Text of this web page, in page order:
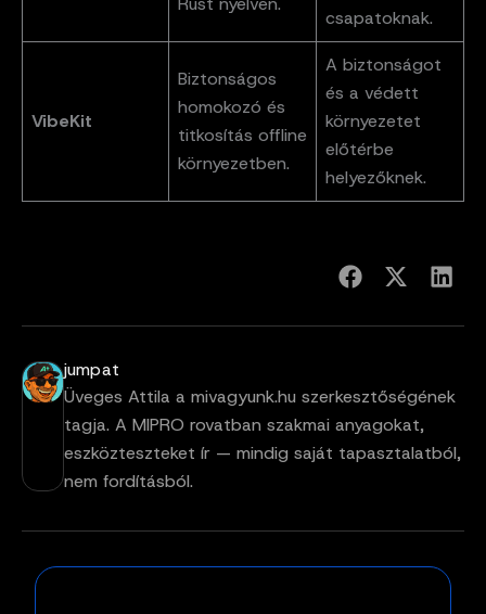
csapatoknak.
VibeKit
Biztonságos
homokozó és
titkosítás offline
környezetben.
A biztonságot
és a védett
környezetet
előtérbe
helyezőknek.
jumpat
Üveges Attila a mivagyunk.hu szerkesztőségének
tagja. A MIPRO rovatban szakmai anyagokat,
eszközteszteket ír — mindig saját tapasztalatból,
nem fordításból.